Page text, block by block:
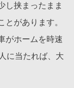
し挟まったまま
があります。
がホームを時速
に当たれば、大